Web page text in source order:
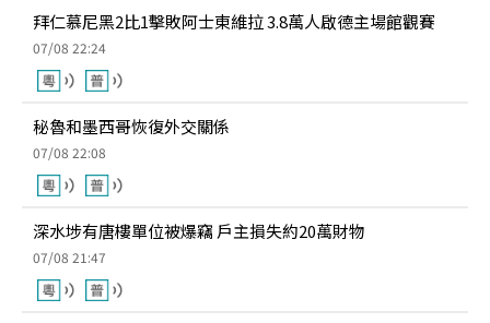
拜仁慕尼黑2比1擊敗阿士東維拉 3.8萬人啟德主場館觀賽
07/08 22:24
秘魯和墨西哥恢復外交關係
07/08 22:08
深水埗有唐樓單位被爆竊 戶主損失約20萬財物
07/08 21:47